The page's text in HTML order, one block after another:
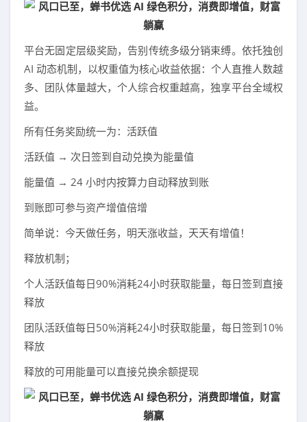
平台无固定层级奖励，告别传统多级分销束缚。依托独创
AI 动态机制，以权重值为核心收益依据：个人直推人数越
多、团队体量越大，个人综合权重越高，独享平台全域权
益。
所有任务奖励统一为：活跃值
活跃值 → 次日签到自动兑换为能量值
能量值 → 24 小时内按算力自动释放到账
到账即可参与资产增值倍增
简单说：今天做任务，明天涨收益，天天有增值！
释放机制；
个人活跃值每日90%消耗24小时获取能量，每日签到直接
释放
团队活跃值每日50%消耗24小时获取能量，每日签到10%
释放
释放的可用能量可以直接兑换余额提现